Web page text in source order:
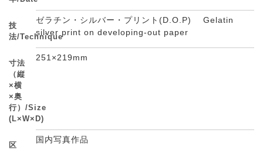
技
法/Technique
ゼラチン・シルバー・プリント(D.O.P) Gelatin
silver print on developing-out paper
寸法
（縦
×横
×奥
行）/Size
(L×W×D)
251×219mm
区
国内写真作品